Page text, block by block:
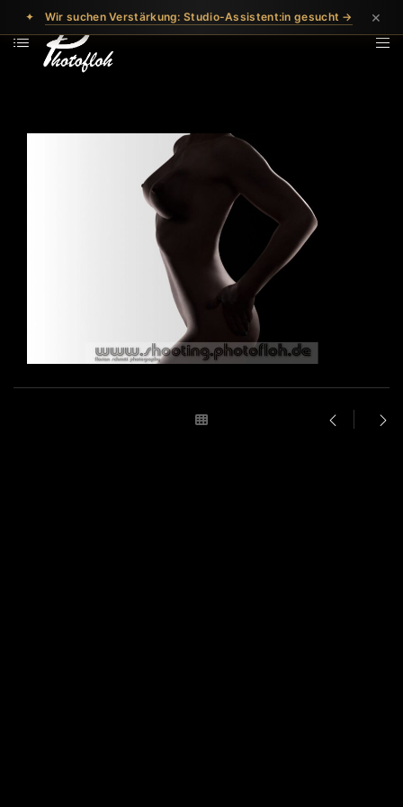
✦ Wir suchen Verstärkung: Studio-Assistent:in gesucht → ×